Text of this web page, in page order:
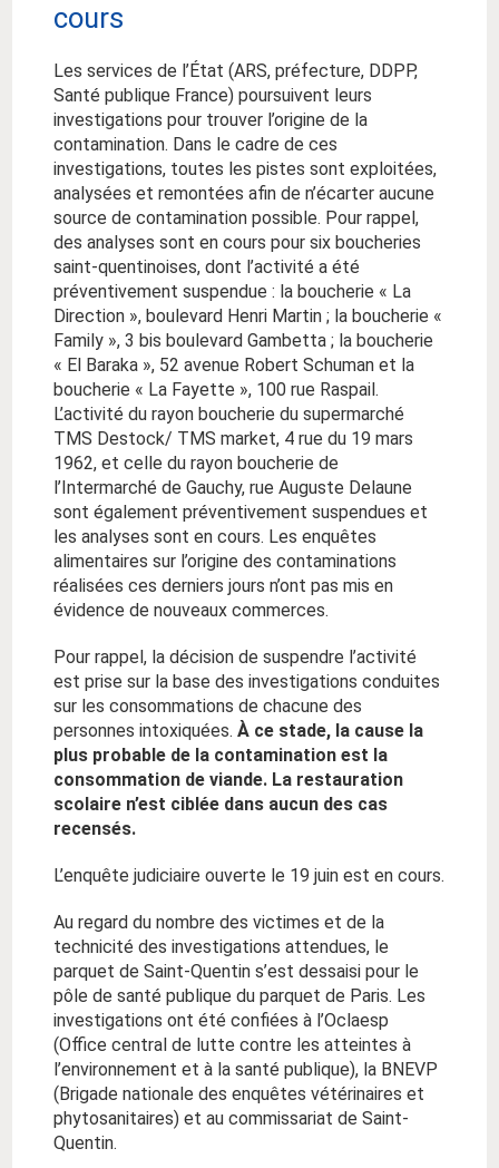
cours
Les services de l’État (ARS, préfecture, DDPP,
Santé publique France) poursuivent leurs
investigations pour trouver l’origine de la
contamination. Dans le cadre de ces
investigations, toutes les pistes sont exploitées,
analysées et remontées afin de n’écarter aucune
source de contamination possible. Pour rappel,
des analyses sont en cours pour six boucheries
saint-quentinoises, dont l’activité a été
préventivement suspendue : la boucherie « La
Direction », boulevard Henri Martin ; la boucherie «
Family », 3 bis boulevard Gambetta ; la boucherie
« El Baraka », 52 avenue Robert Schuman et la
boucherie « La Fayette », 100 rue Raspail.
L’activité du rayon boucherie du supermarché
TMS Destock/ TMS market, 4 rue du 19 mars
1962, et celle du rayon boucherie de
l’Intermarché de Gauchy, rue Auguste Delaune
sont également préventivement suspendues et
les analyses sont en cours. Les enquêtes
alimentaires sur l’origine des contaminations
réalisées ces derniers jours n’ont pas mis en
évidence de nouveaux commerces.
Pour rappel, la décision de suspendre l’activité
est prise sur la base des investigations conduites
sur les consommations de chacune des
personnes intoxiquées. À ce stade, la cause la
plus probable de la contamination est la
consommation de viande. La restauration
scolaire n’est ciblée dans aucun des cas
recensés.
L’enquête judiciaire ouverte le 19 juin est en cours.
Au regard du nombre des victimes et de la
technicité des investigations attendues, le
parquet de Saint-Quentin s’est dessaisi pour le
pôle de santé publique du parquet de Paris. Les
investigations ont été confiées à l’Oclaesp
(Office central de lutte contre les atteintes à
l’environnement et à la santé publique), la BNEVP
(Brigade nationale des enquêtes vétérinaires et
phytosanitaires) et au commissariat de Saint-
Quentin.